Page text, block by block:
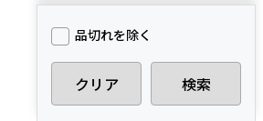
品切れを除く
クリア 検索